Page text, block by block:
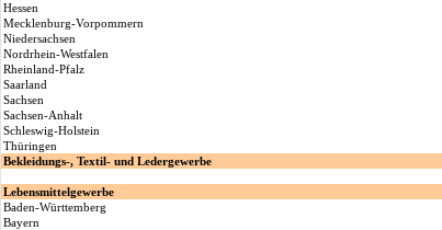
Hessen
Mecklenburg-Vorpommern
Niedersachsen
Nordrhein-Westfalen
Rheinland-Pfalz
Saarland
Sachsen
Sachsen-Anhalt
Schleswig-Holstein
Thüringen
Bekleidungs-, Textil- und Ledergewerbe
Lebensmittelgewerbe
Baden-Württemberg
Bayern